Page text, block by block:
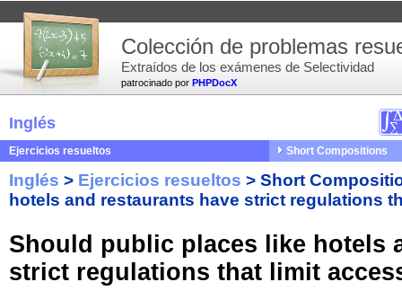
patrocinado por PHPDocX
Colección de problemas
Extraídos de los exámenes de Selectividad
Inglés
Ejercicios resueltos Short Compositions
Inglés > Ejercicios resueltos > Short
hotels and restaurants have strict regulations
Should public places like hotels
strict regulations that limit